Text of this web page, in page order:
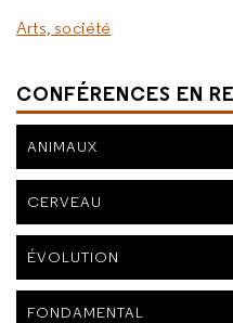
Arts, société
CONFÉRENCES EN
ANIMAUX
CERVEAU
ÉVOLUTION
FONDAMENTAL